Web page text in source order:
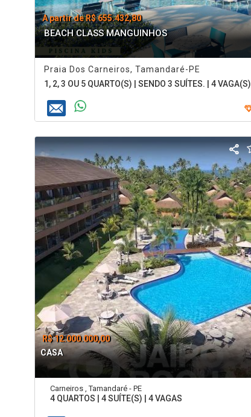
A partir de R$ 655.432,80
BEACH CLASS MANGUINHOS
Praia Dos Carneiros, Tamandaré-PE
1, 2, 3 OU 5 QUARTO(S) | SENDO 3 SUÍTES. | 4 VAGA(S)
R$ 12.000.000,00
CASA
Carneiros , Tamandaré - PE
4 QUARTOS | 4 SUÍTE(S) | 4 VAGAS